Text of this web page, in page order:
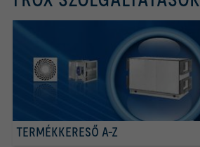
TERMÉKKERESŐ A-Z